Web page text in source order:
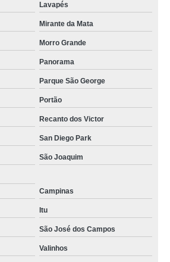
Lavapés
Mirante da Mata
Morro Grande
Panorama
Parque São George
Portão
Recanto dos Victor
San Diego Park
São Joaquim
Campinas
Itu
São José dos Campos
Valinhos